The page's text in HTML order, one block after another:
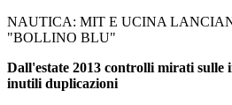
NAUTICA: MIT E UCINA
"BOLLINO BLU"
Dall'estate 2013 controlli mirati sulle
inutili duplicazioni